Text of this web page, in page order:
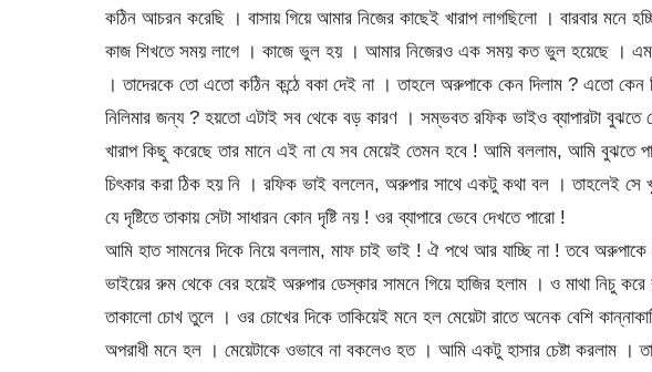
কঠিন আচরন করেছি । বাসায় গিয়ে আমার নিজের কাছেই খারাপ লাগছিলো । বারবার মনে
কাজ শিখতে সময় লাগে । কাজে ভুল হয় । আমার নিজেরও এক সময় কত ভুল হয়েছে ।
। তাদেরকে তো এতো কঠিন কন্ঠে বকা দেই না । তাহলে অরুপাকে কেন দিলাম ? এতো কেন
নিলিমার জন্য ? হয়তো এটাই সব থেকে বড় কারণ । সম্ভবত রফিক ভাইও ব্যাপারটা বুঝতে
খারাপ কিছু করেছে তার মানে এই না যে সব মেয়েই তেমন হবে ! আমি বললাম, আমি
চিৎকার করা ঠিক হয় নি । রফিক ভাই বললেন, অরুপার সাথে একটু কথা বল । তাহলেই সে
যে দৃষ্টিতে তাকায় সেটা সাধারন কোন দৃষ্টি নয় ! ওর ব্যাপারে ভেবে দেখতে পারো !
আমি হাত সামনের দিকে নিয়ে বললাম, মাফ চাই ভাই ! ঐ পথে আর যাচ্ছি না ! তবে
ভাইয়ের রুম থেকে বের হয়েই অরুপার ডেস্কার সামনে গিয়ে হাজির হলাম । ও মাথা নিচু
তাকালো চোখ তুলে । ওর চোখের দিকে তাকিয়েই মনে হল মেয়েটা রাতে অনেক বেশি
অপরাধী মনে হল । মেয়েটাকে ওভাবে না বকলেও হত । আমি একটু হাসার চেষ্টা করলাম ।